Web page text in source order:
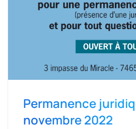
Permanence
novembre 2022